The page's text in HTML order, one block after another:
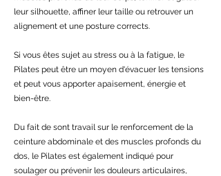
leur silhouette, affiner leur taille ou retrouver un
alignement et une posture corrects.
Si vous êtes sujet au stress ou à la fatigue, le
Pilates peut être un moyen d'évacuer les tensions
et peut vous apporter apaisement, énergie et
bien-être.
Du fait de sont travail sur le renforcement de la
ceinture abdominale et des muscles profonds du
dos, le Pilates est également indiqué pour
soulager ou prévenir les douleurs articulaires,